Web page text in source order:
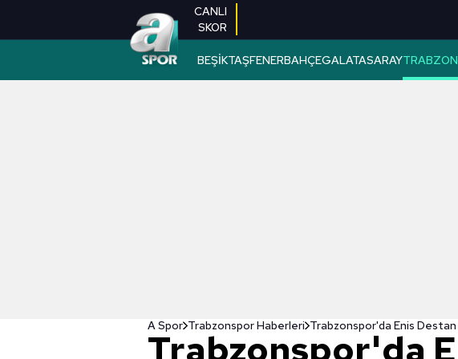
CANLI
SKOR
BEŞİKTAŞFENERBAHÇEGALATASARAY
A Spor Trabzonspor Haberleri Trabzonspor'da Enis Destan
Trabzonspor'da